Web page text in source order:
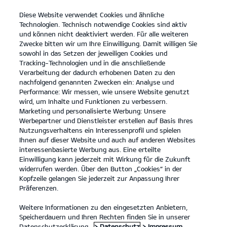
open
menu
KONTAKT
KONFIGURATOR
Kia Picanto: Kraftstoffverbrauch kombiniert 4,9 – 5,6 l/100km; CO₂-
Emissionen kombiniert 110 – 127 g/km. CO₂-Klasse D.
Kia Stonic: Kraftstoffverbrauch kombiniert 5,5 – 5,8 l/100km; CO₂-
Emissionen kombiniert 125 – 132 g/km. CO₂-Klasse D.
Kia Ceed: Kraftstoffverbrauch kombiniert 5,3 – 6,3 l/100km; CO₂-
Emissionen kombiniert 127– 142 g/km. CO₂-Klasse E.
Kia XCeed: Kraftstoffverbrauch kombiniert 6,1 – 6,3 l/100km; CO₂-
Emissionen kombiniert 137-143 g/km. CO₂-Klasse E.
Kia ProCeed: Kraftstoffverbrauch kombiniert 6,3 l/100km; CO₂-
Emissionen kombiniert 142 g/km. CO₂-Klasse E.
Kia Ceed Sportswagon: Kraftstoffverbrauch kombiniert 5,7 – 6,4
l/100km; CO₂-Emissionen kombiniert 128 – 145 g/km. CO₂-Klasse D
CO₂-Emissionen kombiniert 131 – 159 g/km. CO₂-Klasse D – F.
Kia Sorento Kraftstoffverbrauch kombiniert 6,2 – 6,6 l/100km; CO₂-
Emissionen kombiniert 163 – 174 g/km. CO₂-Klasse F.
Diese Website verwendet Cookies und ähnliche
Technologien. Technisch notwendige Cookies sind aktiv
und können nicht deaktiviert werden. Für alle weiteren
Zwecke bitten wir um Ihre Einwilligung. Damit willigen Sie
sowohl in das Setzen der jeweiligen Cookies und
Tracking-Technologien und in die anschließende
Verarbeitung der dadurch erhobenen Daten zu den
nachfolgend genannten Zwecken ein: Analyse und
Performance: Wir messen, wie unsere Website genutzt
wird, um Inhalte und Funktionen zu verbessern.
Marketing und personalisierte Werbung: Unsere
Werbepartner und Dienstleister erstellen auf Basis Ihres
Nutzungsverhaltens ein Interessenprofil und spielen
Ihnen auf dieser Website und auch auf anderen Websites
interessenbasierte Werbung aus. Eine erteilte
Einwilligung kann jederzeit mit Wirkung für die Zukunft
widerrufen werden. Über den Button „Cookies“ in der
Kopfzeile gelangen Sie jederzeit zur Anpassung Ihrer
Präferenzen.
Weitere Informationen zu den eingesetzten Anbietern,
Speicherdauern und Ihren Rechten finden Sie in unserer